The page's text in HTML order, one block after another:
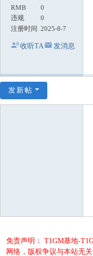
RMB
0
违规
0
注册时间 2025-8-7
收听TA 发消息
发新帖
免责声明： T1GM基地-
网络，版权争议与本站无